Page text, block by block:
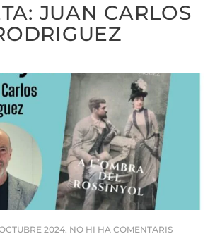
JUAN CARLOS
2024. NO HI HA COMENTARISA